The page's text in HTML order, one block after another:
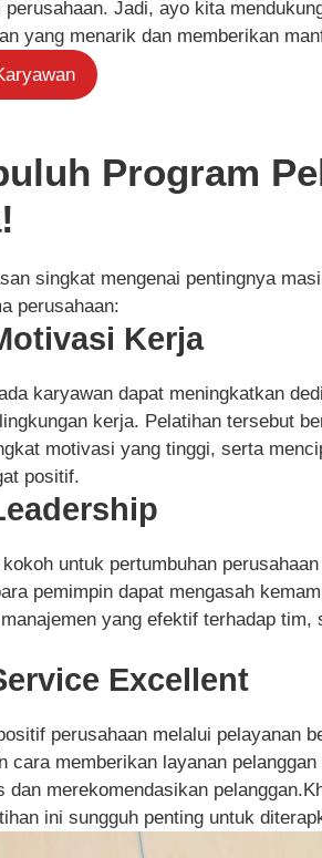
Jadi, ayo kita
yang menarik dan memberikan
Program
singkat mengenai pentingnya
perusahaan:
Kerja
karyawan dapat meningkatkan
kerja. Pelatihan tersebut
motivasi yang tinggi, serta
positif.
untuk pertumbuhan
pemimpin dapat mengasah
yang efektif terhadap
Excellent
perusahaan melalui pelayanan
cara memberikan layanan
dan merekomendasikan
ini sungguh penting untuk